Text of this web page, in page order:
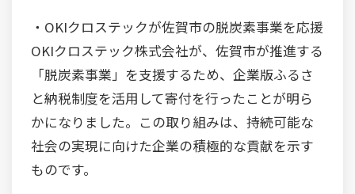
・OKIクロステックが佐賀市の脱炭素事業を応援
OKIクロステック株式会社が、佐賀市が推進する
「脱炭素事業」を支援するため、企業版ふるさ
と納税制度を活用して寄付を行ったことが明ら
かになりました。この取り組みは、持続可能な
社会の実現に向けた企業の積極的な貢献を示す
ものです。